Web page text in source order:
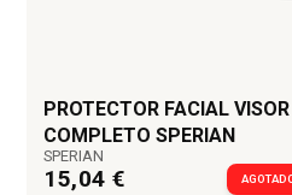
PROTECTOR FACIAL
COMPLETO SPERIAN
SPERIAN
15,04 €